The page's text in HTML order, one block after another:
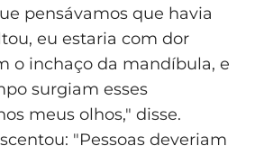
pensávamos que havia
eu estaria com dor
o inchaço da mandíbula, e
surgiam esses
meus olhos," disse.
"Pessoas deveriam